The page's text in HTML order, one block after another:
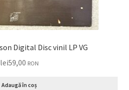
Kitaro – In Person Digital Disc vinil LP VG
lei59,00 RON
Adaugă în coș